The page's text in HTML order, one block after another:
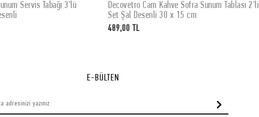
SEPETE EKLE
Servis Tabağı 3'lü
SEPETE EKLE
Decovetro Cam Kahve Sofra Sunum Tablası 2'li
Set Şal Desenli 30 x 15 cm
489,00 TL
E-BÜLTEN